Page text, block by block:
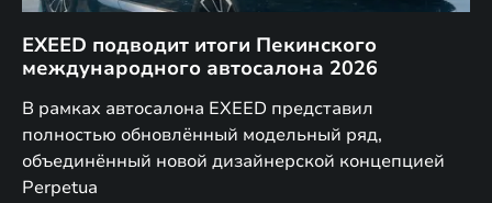
EXEED подводит итоги Пекинского
международного автосалона 2026
В рамках автосалона EXEED представил
полностью обновлённый модельный ряд,
объединённый новой дизайнерской концепцией
Perpetua